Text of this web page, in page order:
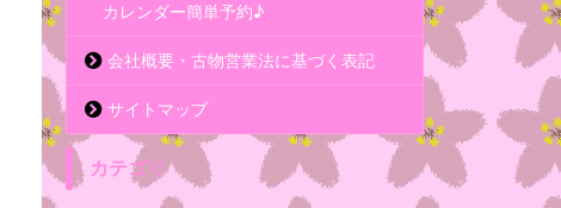
カレンダー簡単予約♪
会社概要・古物営業法に基づく表記
サイトマップ
カテゴリ